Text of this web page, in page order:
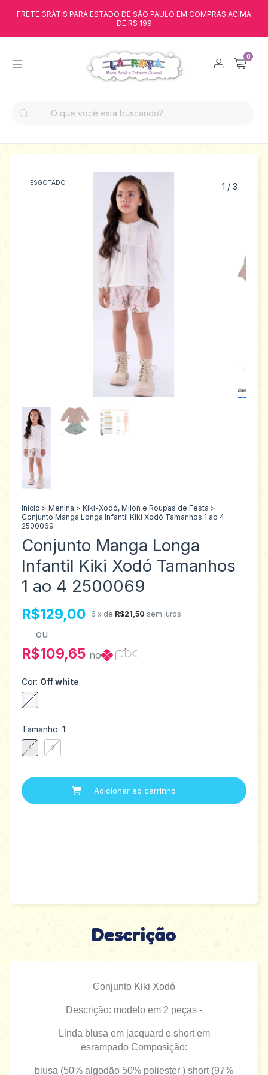
FRETE GRÁTIS PARA ESTADO DE SÃO PAULO EM COMPRAS ACIMA
DE R$ 199
0
ESGOTADO 1 / 3
Início > Menina > Kiki-Xodó, Milon e Roupas de Festa >
Conjunto Manga Longa Infantil Kiki Xodó Tamanhos 1 ao 4
2500069
Conjunto Manga Longa
Infantil Kiki Xodó Tamanhos
1 ao 4 2500069
R$129,00 6 x de R$21,50 sem juros
ou
R$109,65 no
Cor: Off white
Tamanho: 1
1 2
Descrição
Conjunto Kiki Xodó
Descrição: modelo em 2 peças -
Linda blusa em jacquard e short em
esrampado Composição:
blusa (50% algodão 50% poliester ) short (97%